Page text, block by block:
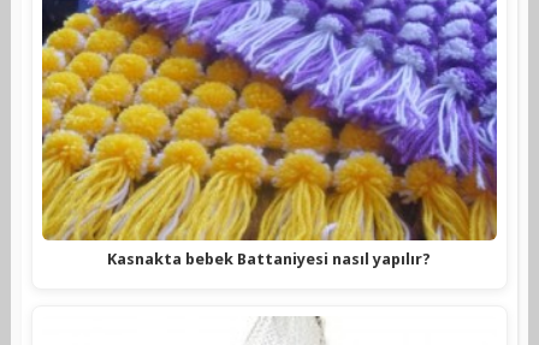
Kasnakta bebek Battaniyesi nasıl yapılır?